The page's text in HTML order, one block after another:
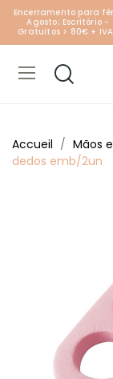
Encerramento para
Agosto; Escritório -
Gratuitos > 80€ +
Accueil Mãos
dedos emb/2un